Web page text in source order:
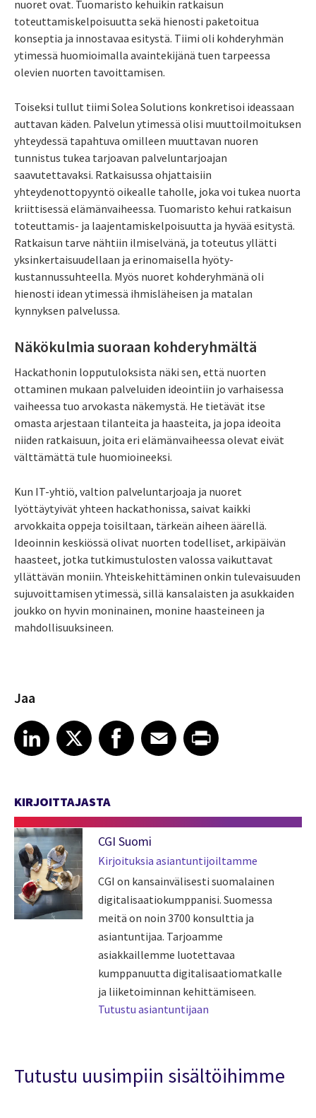
nuoret ovat. Tuomaristo kehuikin ratkaisun
toteuttamiskelpoisuutta sekä hienosti paketoitua
konseptia ja innostavaa esitystä. Tiimi oli kohderyhmän
ytimessä huomioimalla avaintekijänä tuen tarpeessa
olevien nuorten tavoittamisen.
Toiseksi tullut tiimi Solea Solutions konkretisoi ideassaan
auttavan käden. Palvelun ytimessä olisi muuttoilmoituksen
yhteydessä tapahtuva omilleen muuttavan nuoren
tunnistus tukea tarjoavan palveluntarjoajan
saavutettavaksi. Ratkaisussa ohjattaisiin
yhteydenottopyyntö oikealle taholle, joka voi tukea nuorta
kriittisessä elämänvaiheessa. Tuomaristo kehui ratkaisun
toteuttamis- ja laajentamiskelpoisuutta ja hyvää esitystä.
Ratkaisun tarve nähtiin ilmiselvänä, ja toteutus yllätti
yksinkertaisuudellaan ja erinomaisella hyöty-
kustannussuhteella. Myös nuoret kohderyhmänä oli
hienosti idean ytimessä ihmisläheisen ja matalan
kynnyksen palvelussa.
Näkökulmia suoraan kohderyhmältä
Hackathonin lopputuloksista näki sen, että nuorten
ottaminen mukaan palveluiden ideointiin jo varhaisessa
vaiheessa tuo arvokasta näkemystä. He tietävät itse
omasta arjestaan tilanteita ja haasteita, ja jopa ideoita
niiden ratkaisuun, joita eri elämänvaiheessa olevat eivät
välttämättä tule huomioineeksi.
Kun IT-yhtiö, valtion palveluntarjoaja ja nuoret
lyöttäytyivät yhteen hackathonissa, saivat kaikki
arvokkaita oppeja toisiltaan, tärkeän aiheen äärellä.
Ideoinnin keskiössä olivat nuorten todelliset, arkipäivän
haasteet, jotka tutkimustulosten valossa vaikuttavat
yllättävän moniin. Yhteiskehittäminen onkin tulevaisuuden
sujuvoittamisen ytimessä, sillä kansalaisten ja asukkaiden
joukko on hyvin moninainen, monine haasteineen ja
mahdollisuuksineen.
Jaa
Share article on LinkedIn
LinkedIn
Share article on XShare article on Facebook
Facebook
Share article on Email
EmailShare article on Print
KIRJOITTAJASTA
CGI Suomi
Kirjoituksia asiantuntijoiltamme
CGI on kansainvälisesti suomalainen
digitalisaatiokumppanisi. Suomessa
meitä on noin 3700 konsulttia ja
asiantuntijaa. Tarjoamme
asiakkaillemme luotettavaa
kumppanuutta digitalisaatiomatkalle
ja liiketoiminnan kehittämiseen.
Tutustu asiantuntijaan
Tutustu uusimpiin sisältöihimme